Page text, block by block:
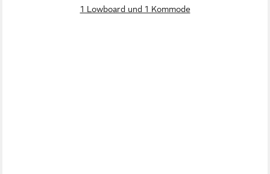
1 Lowboard und 1 Kommode